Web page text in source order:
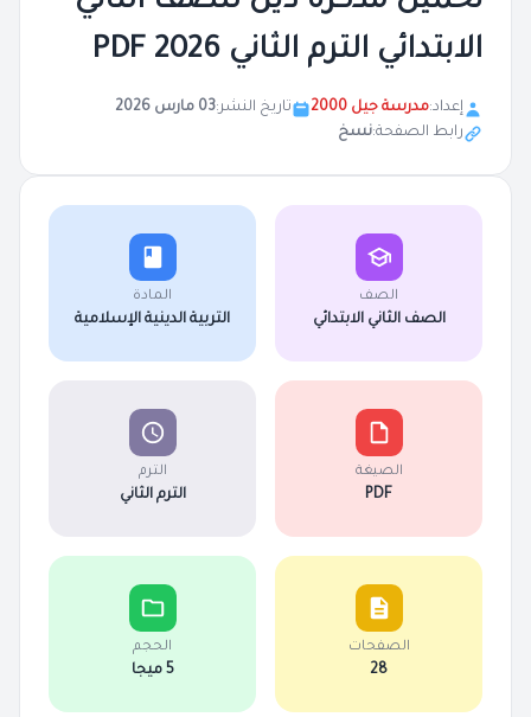
الابتدائي الترم الثاني 2026 PDF
إعداد:مدرسة جيل 2000 تاريخ النشر:03 مارس 2026
رابط الصفحة:نسخ
الصف
الصف الثاني الابتدائي
المادة
التربية الدينية الإسلامية
الصيغة
PDF
الترم
الترم الثاني
الصفحات
28
الحجم
5 ميجا